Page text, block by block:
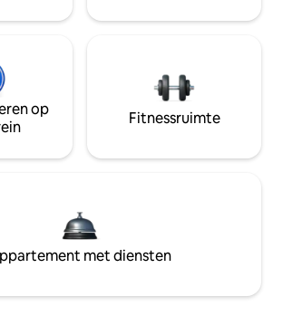
op
Fitnessruimte
met diensten